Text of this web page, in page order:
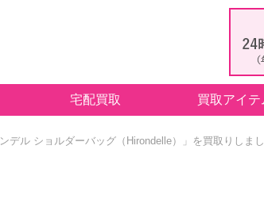
宅配買取 買取アイテ
デル ショルダーバッグ（Hirondelle）」を買取りしま